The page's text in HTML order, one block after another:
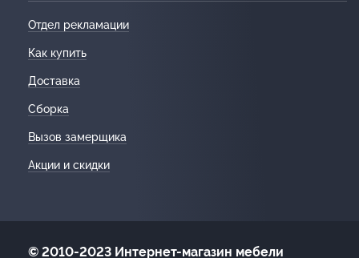
Отдел рекламации
Как купить
Доставка
Сборка
Вызов замерщика
Акции и скидки
© 2010-2023 Интернет-магазин мебели